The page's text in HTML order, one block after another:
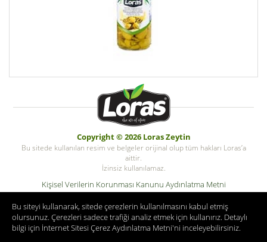
Copyright © 2026 Loras Zeytin
Bu sitede kullanılan resim ve belgeler orijinal olup tüm hakları Loras’a
aittir.
İzinsiz kullanılamaz.
Kişisel Verilerin Korunması Kanunu Aydınlatma Metni
© Copyright Tüm hakları saklıdır. Zeykotarim.com
Bu siteyi kullanarak, sitede çerezlerin kullanılmasını kabul etmiş
olursunuz. Çerezleri sadece trafiği analiz etmek için kullanırız. Detaylı
bilgi için İnternet Sitesi Çerez Aydınlatma Metni'ni inceleyebilirsiniz.